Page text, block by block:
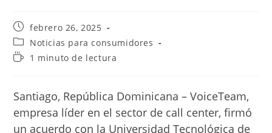
Publicación
de
la
entrada:
febrero 26, 2025
Categoría
de
la
Noticias para consumidores
Tiempo1 minuto de lectura
Santiago, República Dominicana – VoiceTeam,
empresa líder en el sector de call center, firmó
un acuerdo con la Universidad Tecnológica de